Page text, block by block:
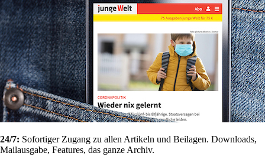
24/7: Sofortiger Zugang zu allen Artikeln und Beilagen. Downloads,
Mailausgabe, Features, das ganze Archiv.